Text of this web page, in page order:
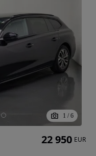
1 / 6
22 950 EUR